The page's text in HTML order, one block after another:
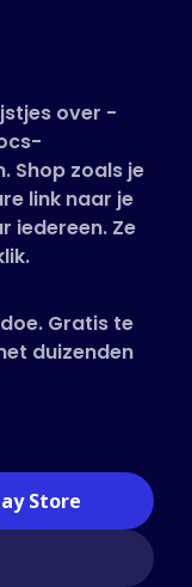
over -
Shop zoals je
link naar je
iedereen. Ze
Gratis te
duizenden
Store